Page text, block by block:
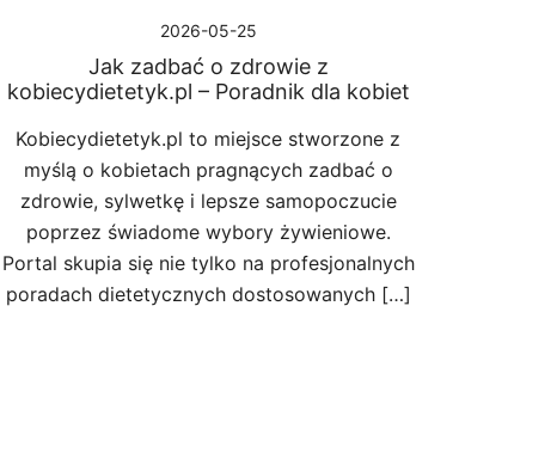
2026-05-25
Jak zadbać o zdrowie z
kobiecydietetyk.pl – Poradnik dla kobiet
Kobiecydietetyk.pl to miejsce stworzone z
myślą o kobietach pragnących zadbać o
zdrowie, sylwetkę i lepsze samopoczucie
poprzez świadome wybory żywieniowe.
Portal skupia się nie tylko na profesjonalnych
poradach dietetycznych dostosowanych […]